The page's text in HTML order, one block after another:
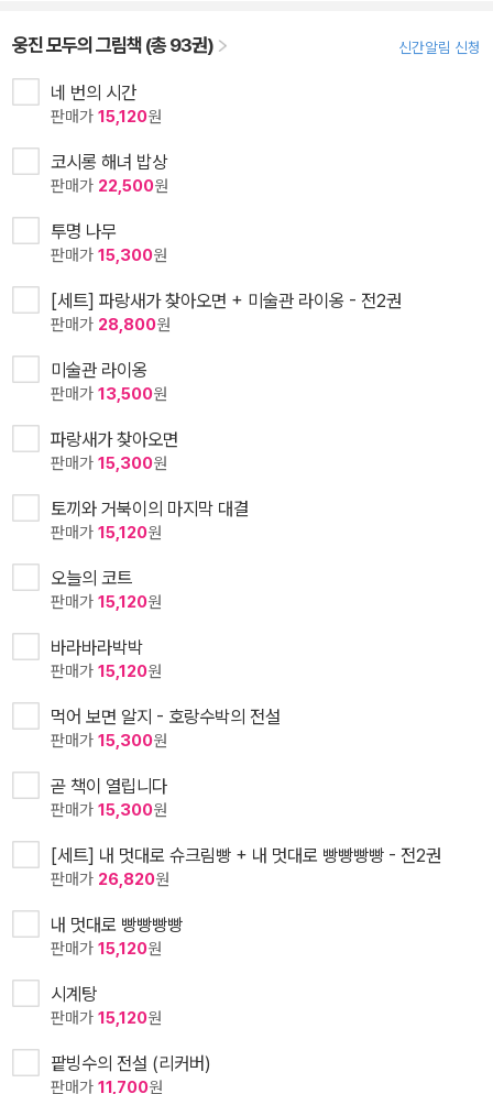
웅진 모두의 그림책 (총 93권) 신간알림 신청
네 번의 시간
판매가 15,120원
코시롱 해녀 밥상
판매가 22,500원
투명 나무
판매가 15,300원
[세트] 파랑새가 찾아오면 + 미술관 라이옹 - 전2권
판매가 28,800원
미술관 라이옹
판매가 13,500원
파랑새가 찾아오면
판매가 15,300원
토끼와 거북이의 마지막 대결
판매가 15,120원
오늘의 코트
판매가 15,120원
바라바라박박
판매가 15,120원
먹어 보면 알지 - 호랑수박의 전설
판매가 15,300원
곧 책이 열립니다
판매가 15,300원
[세트] 내 멋대로 슈크림빵 + 내 멋대로 빵빵빵빵 - 전2권
판매가 26,820원
내 멋대로 빵빵빵빵
판매가 15,120원
시계탕
판매가 15,120원
팥빙수의 전설 (리커버)
판매가 11,700원